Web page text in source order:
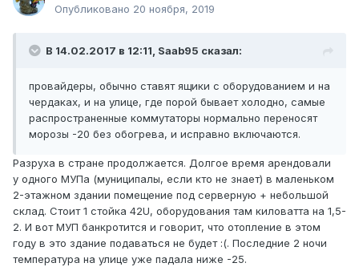
Опубликовано 20 ноября, 2019
В 14.02.2017 в 12:11, Saab95 сказал:
провайдеры, обычно ставят ящики с оборудованием и на
чердаках, и на улице, где порой бывает холодно, самые
распространенные коммутаторы нормально переносят
морозы -20 без обогрева, и исправно включаются.
Разруха в стране продолжается. Долгое время арендовали
у одного МУПа (муниципалы, если кто не знает) в маленьком
2-этажном здании помещение под серверную + небольшой
склад. Стоит 1 стойка 42U, оборудования там киловатта на 1,5-
2. И вот МУП банкротится и говорит, что отопление в этом
году в это здание подаваться не будет :(. Последние 2 ночи
температура на улице уже падала ниже -25.